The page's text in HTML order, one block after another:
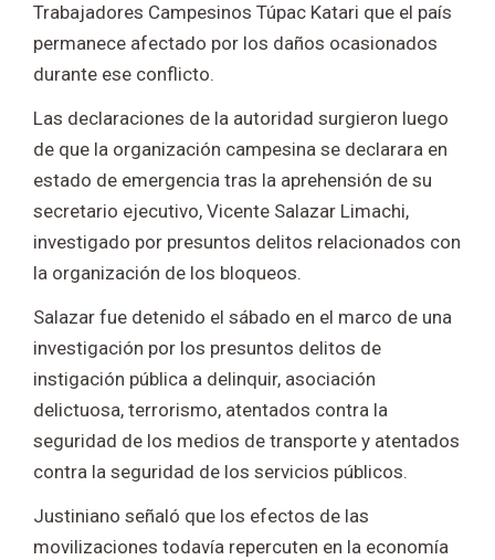
Trabajadores Campesinos Túpac Katari que el país
permanece afectado por los daños ocasionados
durante ese conflicto.
Las declaraciones de la autoridad surgieron luego
de que la organización campesina se declarara en
estado de emergencia tras la aprehensión de su
secretario ejecutivo, Vicente Salazar Limachi,
investigado por presuntos delitos relacionados con
la organización de los bloqueos.
Salazar fue detenido el sábado en el marco de una
investigación por los presuntos delitos de
instigación pública a delinquir, asociación
delictuosa, terrorismo, atentados contra la
seguridad de los medios de transporte y atentados
contra la seguridad de los servicios públicos.
Justiniano señaló que los efectos de las
movilizaciones todavía repercuten en la economía